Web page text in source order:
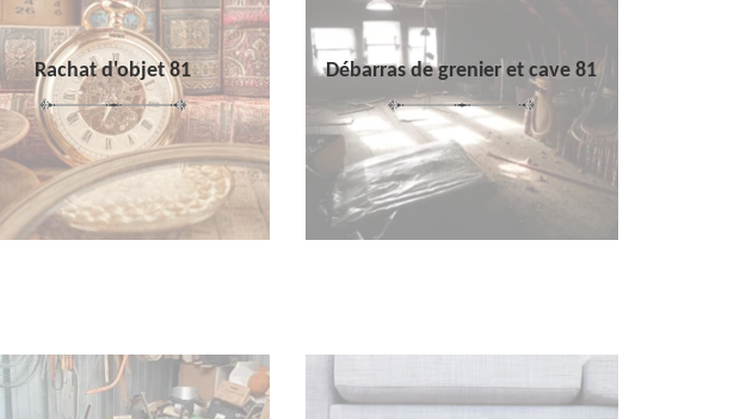
Rachat d'objet 81 Débarras de grenier et cave 81